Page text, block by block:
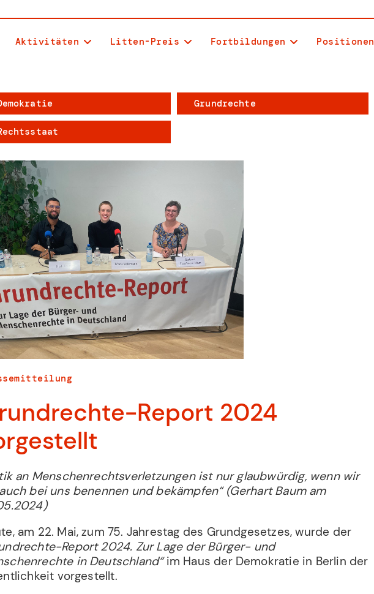
Aktivitäten Litten-Preis Fortbildungen Positionen
Grundrechte
Report 2024
an Menschenrechtsverletzungen ist nur glaubwürdig, wenn wir
bei uns benennen und bekämpfen“ (Gerhart Baum am
am 22. Mai, zum 75. Jahrestag des Grundgesetzes, wurde der
Report 2024. Zur Lage der Bürger- und
in Deutschland“im Haus der Demokratie in Berlin der
vorgestellt.